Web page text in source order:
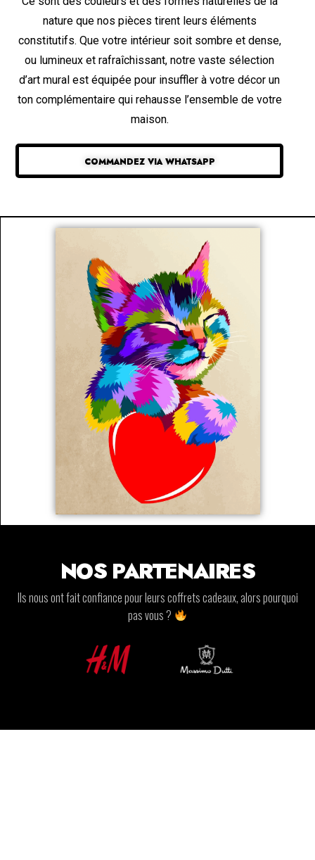
nature que nos pièces tirent leurs éléments
constitutifs. Que votre intérieur soit sombre et dense,
ou lumineux et rafraîchissant, notre vaste sélection
d’art mural est équipée pour insuffler à votre décor un
ton complémentaire qui rehausse l’ensemble de votre
maison.
COMMANDEZ VIA WHATSAPP
NOS PARTENAIRES
Ils nous ont fait confiance pour leurs coffrets cadeaux, alors pourquoi
pas vous ?